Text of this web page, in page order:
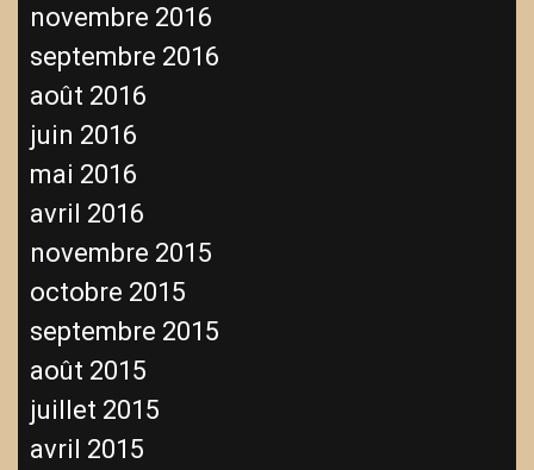
novembre 2016
septembre 2016
août 2016
juin 2016
mai 2016
avril 2016
novembre 2015
octobre 2015
septembre 2015
août 2015
juillet 2015
avril 2015